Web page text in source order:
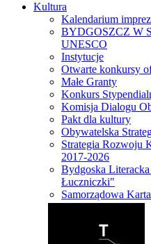
Kultura
Kalendarium imprez
BYDGOSZCZ W
UNESCO
Instytucje
Otwarte konkursy
Małe Granty
Konkurs
Komisja Dialogu
Pakt dla kultury
Obywatelska
Strategia Rozwoju
2017-2026
Bydgoska
Łuczniczki"
Samorządowa